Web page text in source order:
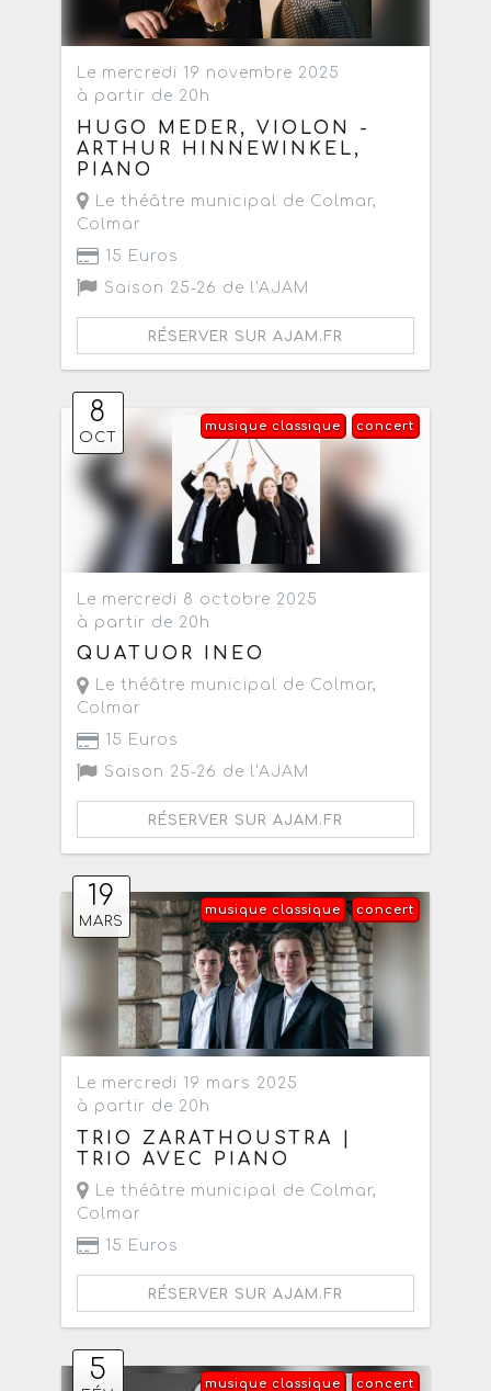
Le mercredi 19 novembre 2025
à partir de 20h
HUGO MEDER, VIOLON -
ARTHUR HINNEWINKEL,
PIANO
Le théâtre municipal de Colmar,
Colmar
15 Euros
Saison 25-26 de l'AJAM
RÉSERVER SUR AJAM.FR
8
OCT
concert
musique classique
Le mercredi 8 octobre 2025
à partir de 20h
QUATUOR INEO
Le théâtre municipal de Colmar,
Colmar
15 Euros
Saison 25-26 de l'AJAM
RÉSERVER SUR AJAM.FR
19
MARS
concert
musique classique
Le mercredi 19 mars 2025
à partir de 20h
TRIO ZARATHOUSTRA |
TRIO AVEC PIANO
Le théâtre municipal de Colmar,
Colmar
15 Euros
RÉSERVER SUR AJAM.FR
5 concert
musique classique